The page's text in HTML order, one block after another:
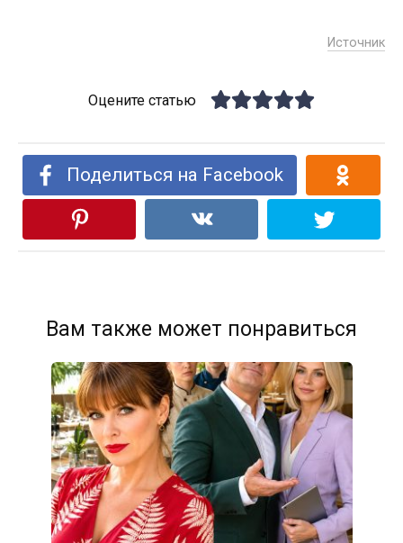
Источник
Оцените статью
Поделиться на Facebook
Вам также может понравиться